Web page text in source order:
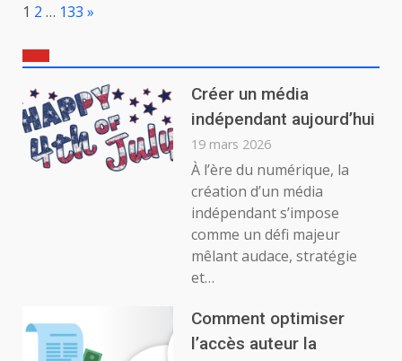
Page:
1 2 … 133 Next
»
Créer un média
indépendant aujourd’hui
19 mars 2026
À l’ère du numérique, la
création d’un média
indépendant s’impose
comme un défi majeur
mêlant audace, stratégie
et…
Comment optimiser
l’accès auteur la